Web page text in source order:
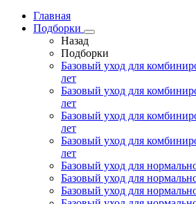
Главная
Подборки
Назад
Подборки
Базовый уход для
лет
Базовый уход для
лет
Базовый уход для
лет
Базовый уход для
лет
Базовый уход для
Базовый уход для
Базовый уход для